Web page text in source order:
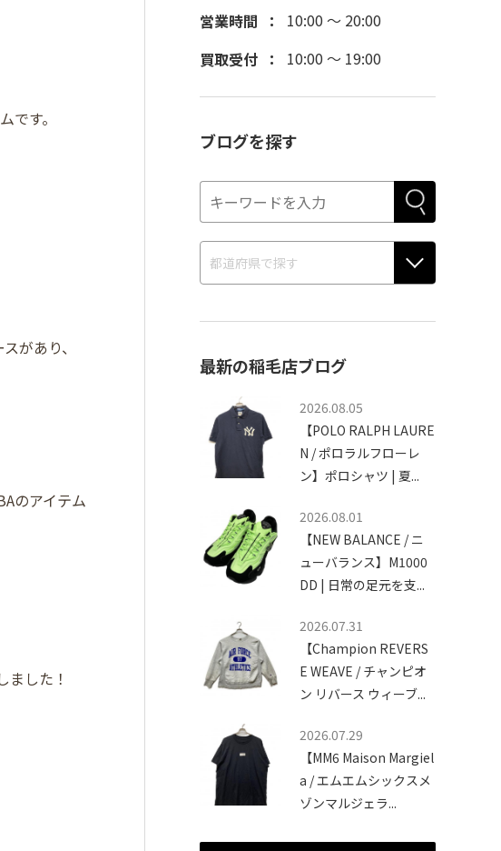
です。
があり、
のアイテム
ました！
営業時間
10:00 ～ 20:00
買取受付
10:00 ～ 19:00
ブログを探す
最新の稲毛店ブログ
2026.08.05
【POLO RALPH LAURE
N / ポロラルフローレ
ン】ポロシャツ | 夏...
2026.08.01
【NEW BALANCE / ニ
ューバランス】M1000
DD | 日常の足元を支...
2026.07.31
【Champion REVERS
E WEAVE / チャンピオ
ン リバース ウィーブ...
2026.07.29
【MM6 Maison Margiel
a / エムエムシックスメ
ゾンマルジェラ...